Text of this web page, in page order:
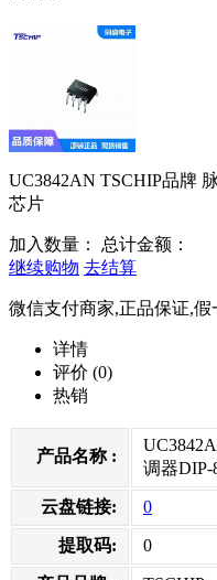
UC3842AN TSCHIP品牌
芯片
加入数量： 总计金额：
继续购物 去结算
微信支付商家,正品保证,假
详情
评价 (0)
热销
产品名称 :
调器
云盘链接: 0
提取码: 0